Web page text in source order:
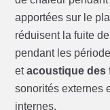
apportées sur le
réduisent la fuite
pendant les
etacoustique des
sonorités externes
internes.